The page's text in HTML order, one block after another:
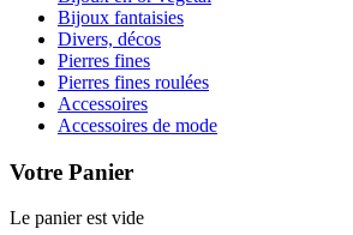
Bijoux fantaisies
Divers, décos
Pierres fines
Pierres fines roulées
Accessoires
Accessoires de mode
Votre Panier
Le panier est vide